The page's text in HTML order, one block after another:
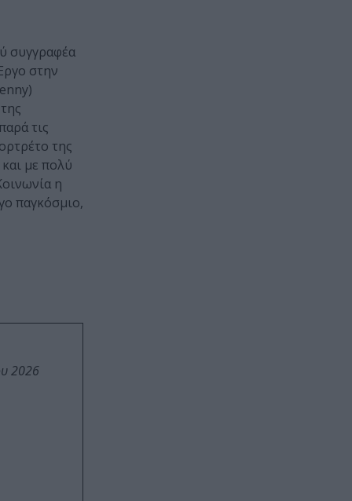
συγγραφέα
στην
τις
της
με πολύ
η
παγκόσμιο,
2026